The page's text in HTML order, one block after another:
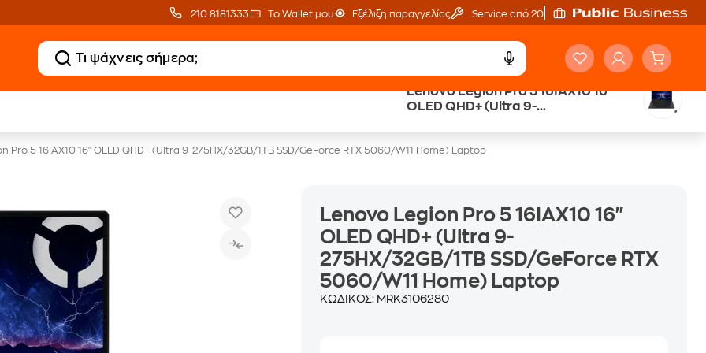
210 8181333 Το Wallet μου Εξέλιξη παραγγελίας Service από 20'
Lenovo Legion Pro 5 16IAX10 16"
OLED QHD+ (Ultra 9-
5060/W11 Home) Laptop
Άτοκες Δόσεις
Pro 5 16IAX10 16" OLED QHD+ (Ultra 9-275HX/32GB/1TB SSD/GeForce RTX 5060/W11 Home) Laptop
Lenovo Legion Pro 5 16IAX10 16"
OLED QHD+ (Ultra 9-
275HX/32GB/1TB SSD/GeForce RTX
5060/W11 Home) Laptop
ΚΩΔΙΚΟΣ: MRK3106280